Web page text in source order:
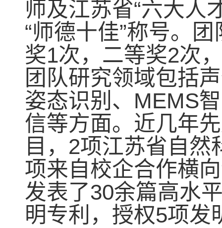
师及江苏省“六大人
“师德十佳”称号。团
奖1次，二等奖2次
团队研究领域包括
姿态识别、 MEMS
信等方面。近几年
目， 2项江苏省自然
项来自校企合作横
发表了30余篇高水
明专利，授权5项发